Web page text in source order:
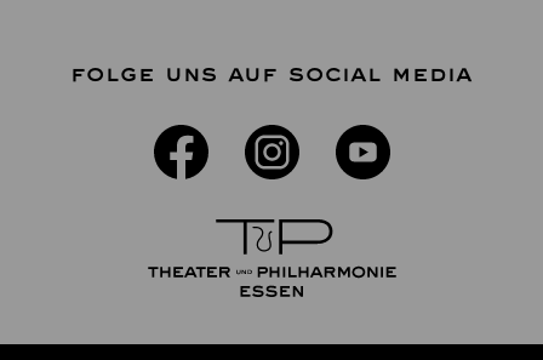
FOLGE UNS AUF SOCIAL MEDIA